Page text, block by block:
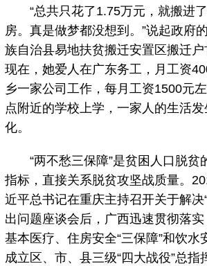
“总共只花了1.75万元，就搬进
房。真是做梦都没想到。”说起政府
族自治县易地扶贫搬迁安置区搬迁户
现在，她爱人在广东务工，月工资
乡一家公司工作，每月工资1500元
点附近的学校上学，一家人的生活
化。
“两不愁三保障”是贫困人口脱贫
指标，直接关系脱贫攻坚战质量。
近平总书记在重庆主持召开关于解决
出问题座谈会后，广西迅速贯彻落实
基本医疗、住房安全“三保障”和饮水
成立区、市、县三级“四大战役”总指